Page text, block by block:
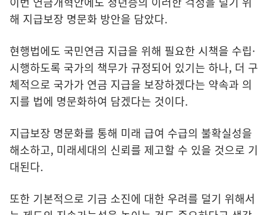
해 지급보장 명문화 방안을 담았다.
현행법에도 국민연금 지급을 위해 필요한 시책을 수립·
시행하도록 국가의 책무가 규정되어 있기는 하나, 더 구
체적으로 국가가 연금 지급을 보장하겠다는 약속과 의
지를 법에 명문화하여 담겠다는 것이다.
지급보장 명문화를 통해 미래 급여 수급의 불확실성을
해소하고, 미래세대의 신뢰를 제고할 수 있을 것으로 기
대된다.
또한 기본적으로 기금 소진에 대한 우려를 덜기 위해서